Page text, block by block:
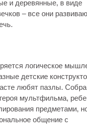
и деревянные, в виде
– все они
логическое
детские
любят пазлы.
мультфильма,
предметами,
общение с